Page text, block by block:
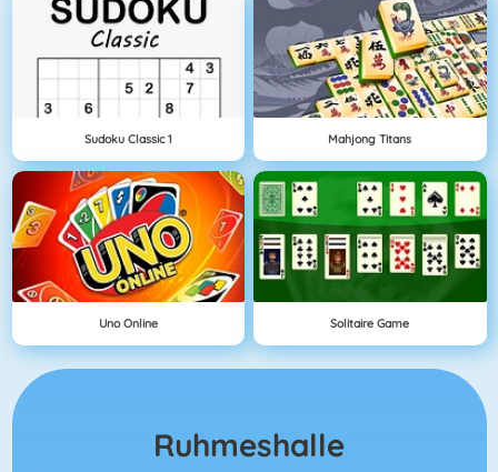
Sudoku Classic 1 Mahjong Titans
Uno Online Solitaire Game
Ruhmeshalle